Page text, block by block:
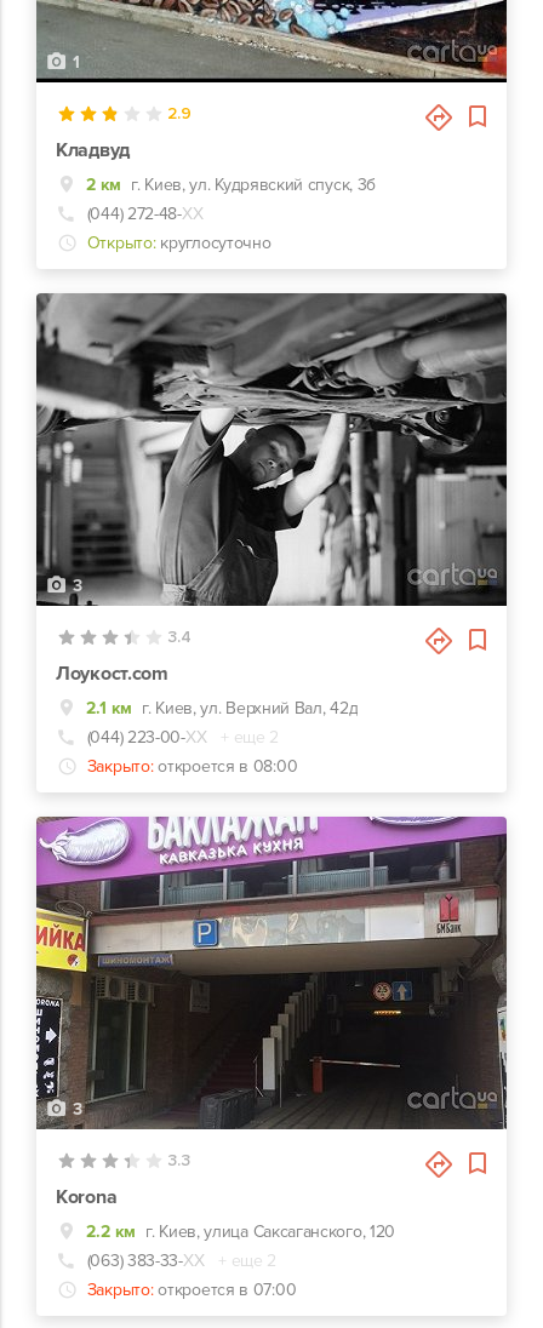
1
2.9
Кладвуд
2 км г. Киев, ул. Кудрявский спуск, 3б
(044) 272-48-ХХ
Открыто: круглосуточно
3
3.4
Лоукост.com
2.1 км г. Киев, ул. Верхний Вал, 42д
(044) 223-00-ХХ
+ еще 2
Закрыто: откроется в 08:00
3
3.3
Korona
2.2 км г. Киев, улица Саксаганского, 120
(063) 383-33-ХХ
+ еще 2
Закрыто: откроется в 07:00